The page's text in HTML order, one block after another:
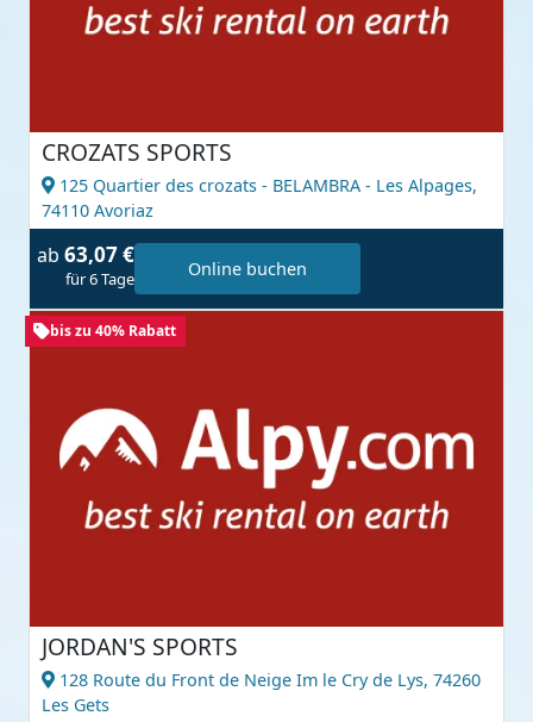
CROZATS SPORTS
125 Quartier des crozats - BELAMBRA - Les Alpages,
74110 Avoriaz
ab 63,07 €
für 6 Tage Online buchen
bis zu 40% Rabatt
JORDAN'S SPORTS
128 Route du Front de Neige Im le Cry de Lys, 74260
Les Gets